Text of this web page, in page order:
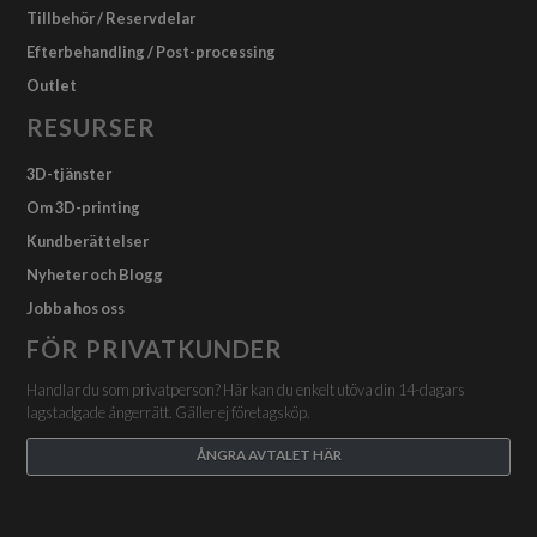
Tillbehör / Reservdelar
Efterbehandling / Post-processing
Outlet
RESURSER
3D-tjänster
Om 3D-printing
Kundberättelser
Nyheter och Blogg
Jobba hos oss
FÖR PRIVATKUNDER
Handlar du som privatperson? Här kan du enkelt utöva din 14-dagars
lagstadgade ångerrätt. Gäller ej företagsköp.
ÅNGRA AVTALET HÄR